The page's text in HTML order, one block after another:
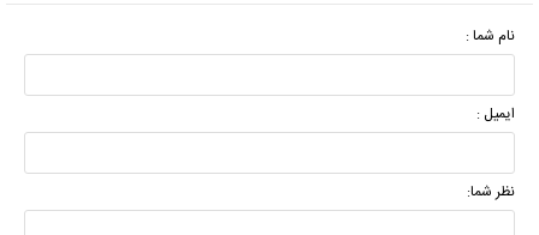
نام شما :
ایمیل :
نظر شما: